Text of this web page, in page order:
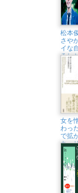
松本
さや
イな
るし
存と
える
どく
（東
隣町
㈮）
女を
わっ
で拡
キュ
闇